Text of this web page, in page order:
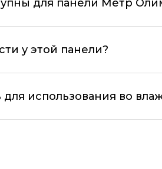
для панели Метр
у этой панели?
для использования во